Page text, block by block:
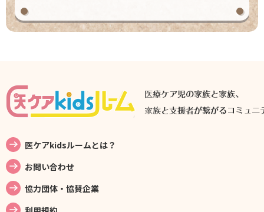
医ケアkidsルームとは？
お問い合わせ
協力団体・協賛企業